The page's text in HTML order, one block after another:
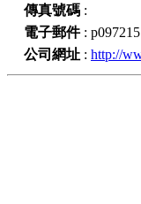
傳真號碼 :
電子郵件:
公司網址 : http://